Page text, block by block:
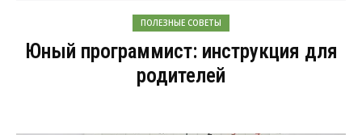
ПОЛЕЗНЫЕ СОВЕТЫ
Юный программист: инструкция для
родителей